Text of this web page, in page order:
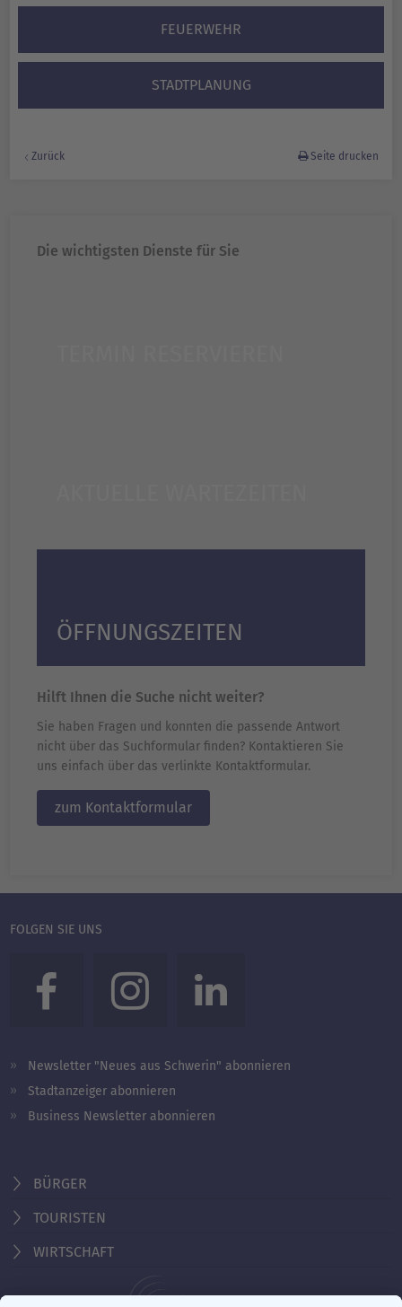
FEUERWEHR
STADTPLANUNG
Zurück Seite drucken
Die wichtigsten Dienste für Sie
ÖFFNUNGSZEITEN
Hilft Ihnen die Suche nicht weiter?
Sie haben Fragen und konnten die passende Antwort
nicht über das Suchformular finden? Kontaktieren Sie
uns einfach über das verlinkte Kontaktformular.
zum Kontaktformular
FOLGEN SIE UNS
Newsletter "Neues aus Schwerin" abonnieren
Stadtanzeiger abonnieren
Business Newsletter abonnieren
BÜRGER
TOURISTEN
WIRTSCHAFT